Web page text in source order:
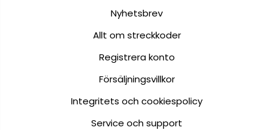
Nyhetsbrev
Allt om streckkoder
Registrera konto
Försäljningsvillkor
Integritets och cookiespolicy
Service och support